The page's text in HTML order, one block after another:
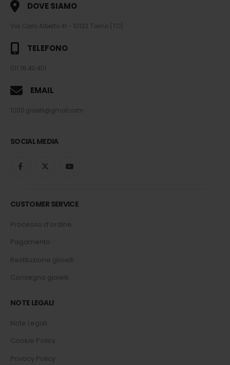
DOVE SIAMO
Via Carlo Alberto 41 - 10123 Torino (TO)
TELEFONO
011.76.40.401
EMAIL
1000.gioielli@gmail.com
SOCIAL MEDIA
CUSTOMER SERVICE
Processo d’ordine
Pagamento
Restituzione gioielli
Consegna gioielli
NOTE LEGALI
Note Legali
Cookie Policy
Privacy Policy